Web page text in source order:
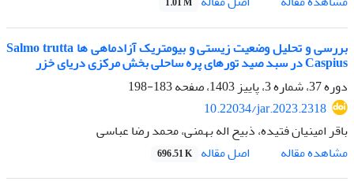
بررسی و تحلیل وضعیت زیستی و بیومتریک آزادماهی ها Salmo trutta
Caspius در سبد صید تورهای پره ساحلی بخش مرکزی دریای خزر
دوره 37، شماره 3، پاییز 1403، صفحه
183-198
10.22034/jar.2023.2318
باقر امینیان فتیده، ذبیح اله بهمنی، محمد رضا عباسی
مشاهده مقاله
اصل مقاله 696.51 K